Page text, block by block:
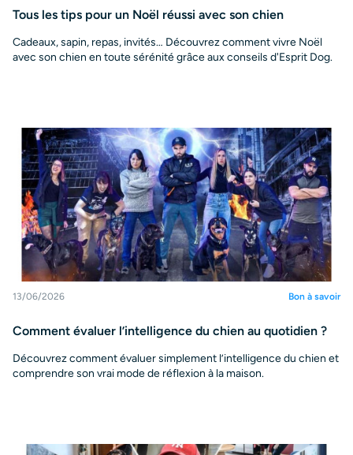
Tous les tips pour un Noël réussi avec son chien
Cadeaux, sapin, repas, invités… Découvrez comment vivre Noël
avec son chien en toute sérénité grâce aux conseils d'Esprit Dog.
13/06/2026 Bon à savoir
Comment évaluer l’intelligence du chien au quotidien ?
Découvrez comment évaluer simplement l’intelligence du chien et
comprendre son vrai mode de réflexion à la maison.